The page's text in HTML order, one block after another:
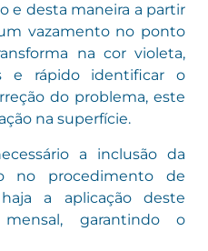
e desta maneira a partir
vazamento no ponto
na cor violeta,
e rápido identificar o
do problema, este
na superfície.
a inclusão da
no procedimento de
a aplicação deste
garantindo o